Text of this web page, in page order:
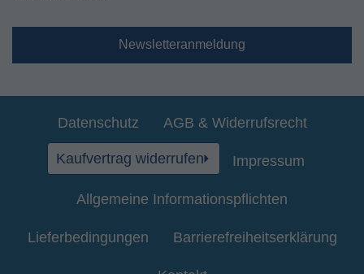
Newsletteranmeldung
Datenschutz AGB & Widerrufsrecht
Kaufvertrag widerrufen Impressum
Allgemeine Informationspflichten
Lieferbedingungen Barrierefreiheitserklärung